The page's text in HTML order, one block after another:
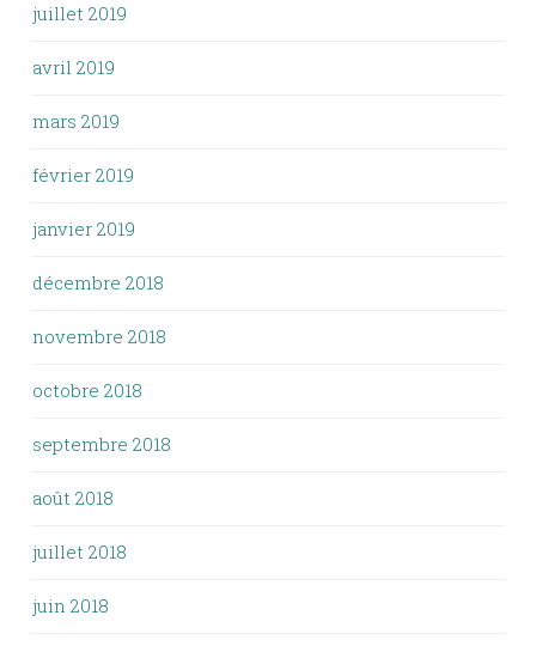
juillet 2019
avril 2019
mars 2019
février 2019
janvier 2019
décembre 2018
novembre 2018
octobre 2018
septembre 2018
août 2018
juillet 2018
juin 2018